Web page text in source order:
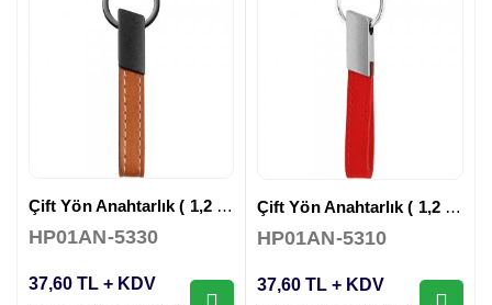
Çift Yön Anahtarlık ( 1,2 x 10 cm )
HP01AN-5330
37,60 TL + KDV
Çift Yön Anahtarlık ( 1,2 x 10 cm )
HP01AN-5310
37,60 TL + KDV